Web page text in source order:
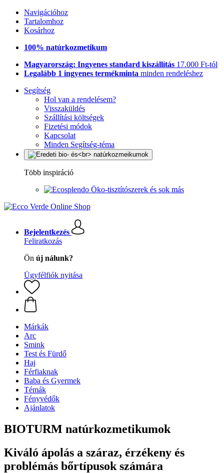
Navigációhoz
Tartalomhoz
Kosárhoz
100% natúrkozmetikum
Magyarország: Ingyenes standard kiszállítás 17.000 Ft-tól
Legalább 1 ingyenes termékminta minden rendeléshez
Segítség
Hol van a rendelésem?
Visszaküldés
Szállítási költségek
Fizetési módok
Kapcsolat
Minden Segítség-téma
Több inspiráció
Öko-tisztítószerek és sok más
Bejelentkezés
Feliratkozás
Ön új nálunk?
Ügyfélfiók nyitása
Márkák
Arc
Smink
Test és Fürdő
Haj
Férfiaknak
Baba és Gyermek
Témák
Fényvédők
Ajánlatok
BIOTURM natúrkozmetikumok
Kiváló ápolás a száraz, érzékeny és
problémás bőrtípusok számára